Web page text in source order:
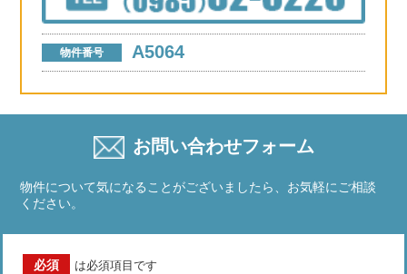
物件番号 A5064
お問い合わせフォーム
物件について気になることがございましたら、お気軽にご相談
ください。
必須 は必須項目です